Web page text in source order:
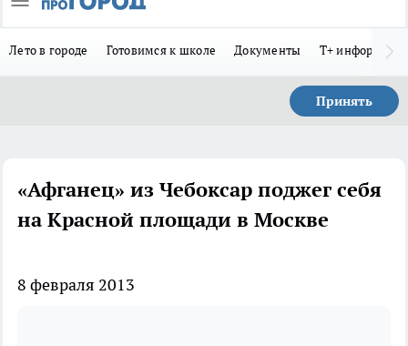
Лето в городе Готовимся к школе Документы Т+
Принять
«Афганец» из Чебоксар поджег себя
на Красной площади в Москве
8 февраля 2013